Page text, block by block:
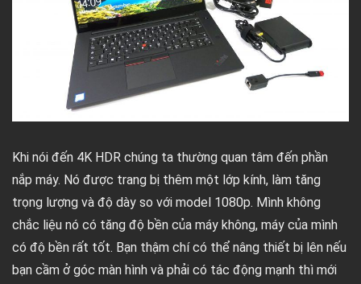
Khi nói đến 4K HDR chúng ta thường quan tâm đến phần
nắp máy. Nó được trang bị thêm một lớp kính, làm tăng
trọng lượng và độ dày so với model 1080p. Mình không
chắc liệu nó có tăng độ bền của máy không, máy của mình
có độ bền rất tốt. Bạn thậm chí có thể nâng thiết bị lên nếu
bạn cầm ở góc màn hình và phải có tác động mạnh thì mới